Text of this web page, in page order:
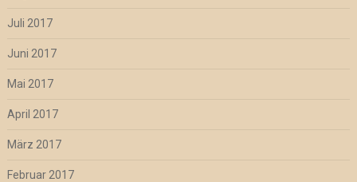
Juli 2017
Juni 2017
Mai 2017
April 2017
März 2017
Februar 2017